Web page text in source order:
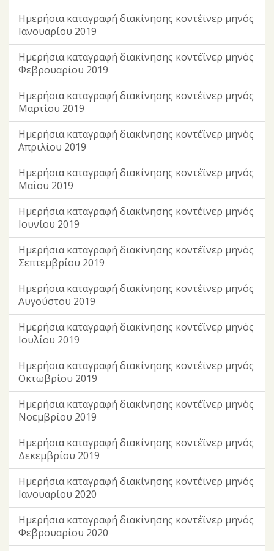
Ημερήσια καταγραφή διακίνησης κοντέϊνερ μηνός
Ιανουαρίου 2019
Ημερήσια καταγραφή διακίνησης κοντέϊνερ μηνός
Φεβρουαρίου 2019
Ημερήσια καταγραφή διακίνησης κοντέϊνερ μηνός
Μαρτίου 2019
Ημερήσια καταγραφή διακίνησης κοντέϊνερ μηνός
Απριλίου 2019
Ημερήσια καταγραφή διακίνησης κοντέϊνερ μηνός
Μαΐου 2019
Ημερήσια καταγραφή διακίνησης κοντέϊνερ μηνός
Ιουνίου 2019
Ημερήσια καταγραφή διακίνησης κοντέϊνερ μηνός
Σεπτεμβρίου 2019
Ημερήσια καταγραφή διακίνησης κοντέϊνερ μηνός
Αυγούστου 2019
Ημερήσια καταγραφή διακίνησης κοντέϊνερ μηνός
Ιουλίου 2019
Ημερήσια καταγραφή διακίνησης κοντέϊνερ μηνός
Οκτωβρίου 2019
Ημερήσια καταγραφή διακίνησης κοντέϊνερ μηνός
Νοεμβρίου 2019
Ημερήσια καταγραφή διακίνησης κοντέϊνερ μηνός
Δεκεμβρίου 2019
Ημερήσια καταγραφή διακίνησης κοντέϊνερ μηνός
Ιανουαρίου 2020
Ημερήσια καταγραφή διακίνησης κοντέϊνερ μηνός
Φεβρουαρίου 2020